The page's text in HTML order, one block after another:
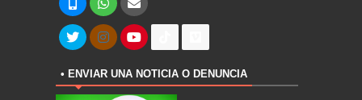
• ENVIAR UNA NOTICIA O DENUNCIA